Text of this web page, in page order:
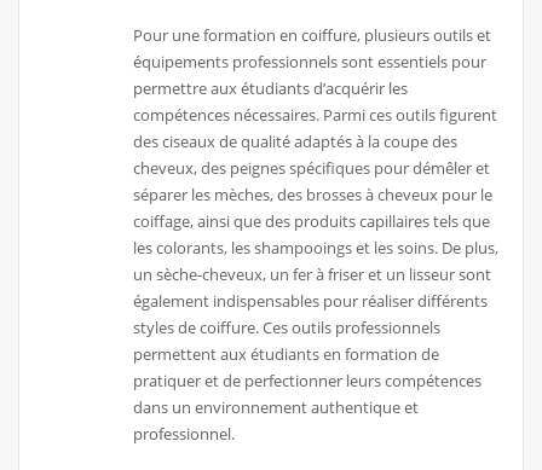
Pour une formation en coiffure, plusieurs outils et
équipements professionnels sont essentiels pour
permettre aux étudiants d’acquérir les
compétences nécessaires. Parmi ces outils figurent
des ciseaux de qualité adaptés à la coupe des
cheveux, des peignes spécifiques pour démêler et
séparer les mèches, des brosses à cheveux pour le
coiffage, ainsi que des produits capillaires tels que
les colorants, les shampooings et les soins. De plus,
un sèche-cheveux, un fer à friser et un lisseur sont
également indispensables pour réaliser différents
styles de coiffure. Ces outils professionnels
permettent aux étudiants en formation de
pratiquer et de perfectionner leurs compétences
dans un environnement authentique et
professionnel.